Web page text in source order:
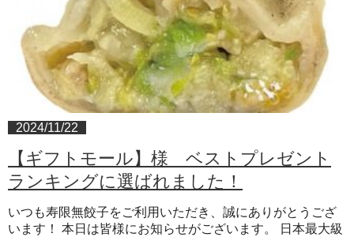
2024/11/22
【ギフトモール】様 ベストプレゼント
ランキングに選ばれました！
いつも寿限無餃子をご利用いただき、誠にありがとうござ
います！ 本日は皆様にお知らせがございます。 日本最大級